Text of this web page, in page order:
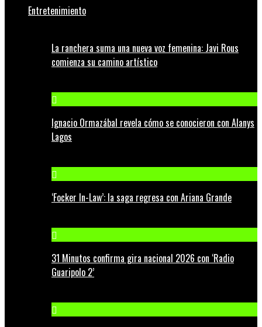
Entretenimiento
La ranchera suma una nueva voz femenina: Javi Rous
comienza su camino artístico
Ignacio Ormazábal revela cómo se conocieron con Alanys
Lagos
‘Focker In-Law’: la saga regresa con Ariana Grande
31 Minutos confirma gira nacional 2026 con ‘Radio
Guaripolo 2’